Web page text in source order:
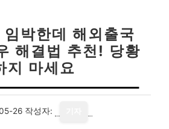
임박한데 해외출국
해결법 추천! 당황
지 마세요
26 작성자: